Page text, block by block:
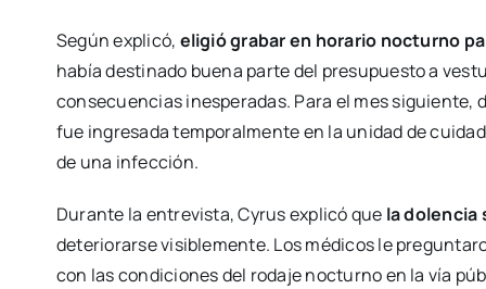
Según explicó, eligió grabar en horario nocturno
había destinado buena parte del presupuesto a
consecuencias inesperadas. Para el mes siguiente,
fue ingresada temporalmente en la unidad de
de una infección.
Durante la entrevista, Cyrus explicó que la dolencia
deteriorarse visiblemente. Los médicos le
con las condiciones del rodaje nocturno en la vía